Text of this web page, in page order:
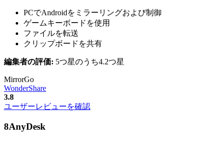
PCでAndroidをミラーリングおよび制御
ゲームキーボードを使用
ファイルを転送
クリップボードを共有
編集者の評価: 5つ星のうち4.2つ星
MirrorGo
WonderShare
3.8
ユーザーレビューを確認
8AnyDesk